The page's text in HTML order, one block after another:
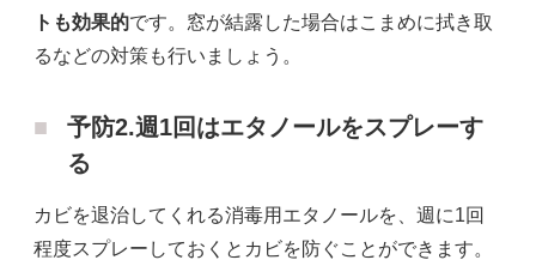
トも効果的です。窓が結露した場合はこまめに拭き取
るなどの対策も行いましょう。
予防2.週1回はエタノールをスプレーす
る
カビを退治してくれる消毒用エタノールを、週に1回
程度スプレーしておくとカビを防ぐことができます。